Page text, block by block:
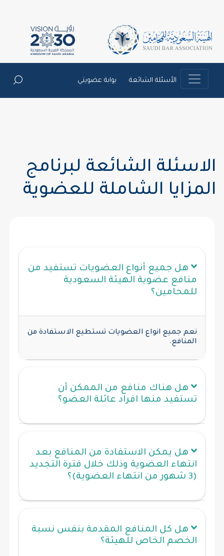
الأسئلة الشائعة بوابة عضويتي
الاسئلة الشائعة لبرنامج
المزايا الشاملة للعضوية
هل جميع أنواع العضويات تستفيد من
منافع عضوية الهيئة السعودية
للمحامين؟
نعم جميع انواع العضويات تستطيع الاستفادة من
المنافع.
هل هناك منافع من الممكن أن
تستفيد منها افراد عائلة العضو؟
هل يمكن الاستفادة من المنافع بعد
انتهاء العضوية وذلك خلال فترة التجديد
هل كل المنافع المقدمة بنفس نسبة
الخصم الخاص للهيئة؟